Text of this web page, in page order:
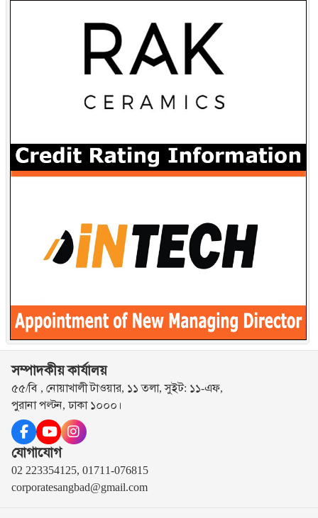
সম্পাদকীয় কার্যালয়
৫৫/বি , নোয়াখালী টাওয়ার, ১১ তলা, সুইট: ১১-এফ,
পুরানা পল্টন, ঢাকা ১০০০।
যোগাযোগ
02 223354125, 01711-076815
corporatesangbad@gmail.com